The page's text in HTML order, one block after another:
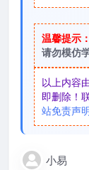
温馨提示：
请勿模仿
以上内容
即删除！
站免责声
小易